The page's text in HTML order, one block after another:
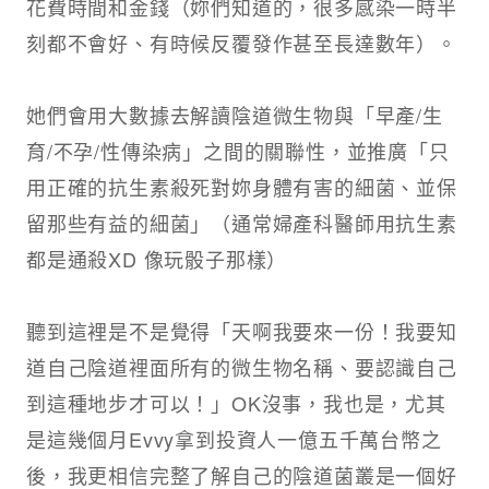
花費時間和金錢（妳們知道的，很多感染一時半
刻都不會好、有時候反覆發作甚至長達數年）。​
她們會用大數據去解讀陰道微生物與「早產/生
育/不孕/性傳染病」之間的關聯性，並推廣「只
用正確的抗生素殺死對妳身體有害的細菌、並保
留那些有益的細菌」（通常婦產科醫師用抗生素
都是通殺XD 像玩骰子那樣）​
聽到這裡是不是覺得「天啊我要來一份！我要知
道自己陰道裡面所有的微生物名稱、要認識自己
到這種地步才可以！」OK沒事，我也是，尤其
是這幾個月Evvy拿到投資人一億五千萬台幣之
後，我更相信完整了解自己的陰道菌叢是一個好